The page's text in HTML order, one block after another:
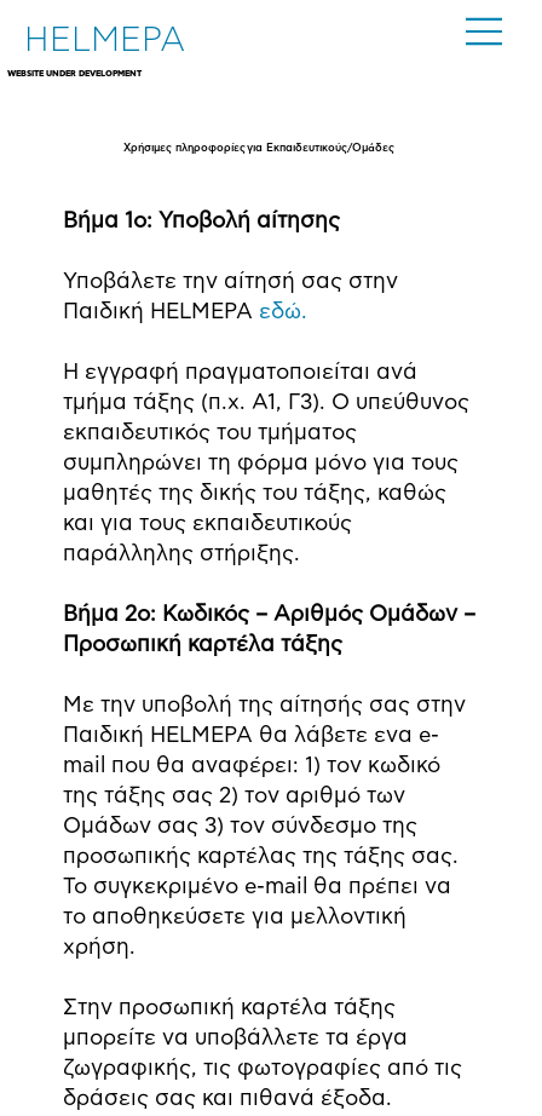
HELMEPA
WEBSITE UNDER DEVELOPMENT
Χρήσιμες πληροφορίες για Εκπαιδευτικούς/Ομάδες
Βήμα 1ο: Υποβολή αίτησης
Υποβάλετε την αίτησή σας στην
Παιδική HELMEPA εδώ.
Η εγγραφή πραγματοποιείται ανά
τμήμα τάξης (π.χ. Α1, Γ3). Ο υπεύθυνος
εκπαιδευτικός του τμήματος
συμπληρώνει τη φόρμα μόνο για τους
μαθητές της δικής του τάξης, καθώς
και για τους εκπαιδευτικούς
παράλληλης στήριξης.
Βήμα 2ο: Κωδικός – Αριθμός Ομάδων –
Προσωπική καρτέλα τάξης
Με την υποβολή της αίτησής σας στην
Παιδική HELMEPA θα λάβετε ενα e-
mail που θα αναφέρει: 1) τον κωδικό
της τάξης σας 2) τον αριθμό των
Ομάδων σας 3) τον σύνδεσμο της
προσωπικής καρτέλας της τάξης σας.
Το συγκεκριμένο e-mail θα πρέπει να
το αποθηκεύσετε για μελλοντική
χρήση.
Στην προσωπική καρτέλα τάξης
μπορείτε να υποβάλλετε τα έργα
ζωγραφικής, τις φωτογραφίες από τις
δράσεις σας και πιθανά έξοδα.